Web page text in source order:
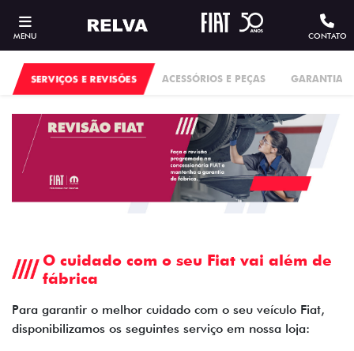
MENU CONTATO
SERVIÇOS E REVISÕES ACESSÓRIOS E PEÇAS GARANTIA
O cuidado com o seu Fiat vai além de
fábrica
Para garantir o melhor cuidado com o seu veículo Fiat,
disponibilizamos os seguintes serviço em nossa loja: